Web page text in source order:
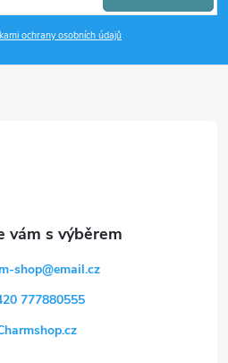
ochrany osobních údajů
shop@email.cz
777880555